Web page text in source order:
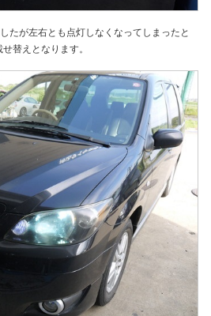
たが左右とも点灯しなくなってしまったと
替えとなります。